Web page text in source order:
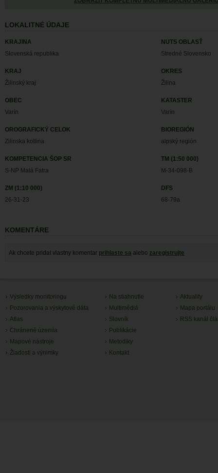
LOKALITNÉ ÚDAJE
KRAJINA
Slovenská republika
NUTS OBLASŤ
Stredné Slovensko
KRAJ
Žilinský kraj
OKRES
Žilina
OBEC
Varín
KATASTER
Varín
OROGRAFICKÝ CELOK
Zilinska kotlina
BIOREGIÓN
alpský región
KOMPETENCIA ŠOP SR
S-NP Malá Fatra
TM (1:50 000)
M-34-098-B
ZM (1:10 000)
26-31-23
DFS
68-79a
KOMENTÁRE
Ak chcete pridat vlastny komentar prihlaste sa alebo zaregistrujte
Výsledky monitoringu
Pozorovania a výskytové dáta
Atlas
Chránené územia
Mapové nástroje
Žiadosti a výnimky
Na stiahnutie
Multimédiá
Slovník
Publikácie
Metodiky
Kontakt
Aktuality
Mapa portálu
RSS kanál